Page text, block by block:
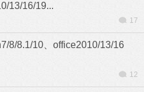
13/16/19...
17
8/8.1/10、office2010/13/16
12